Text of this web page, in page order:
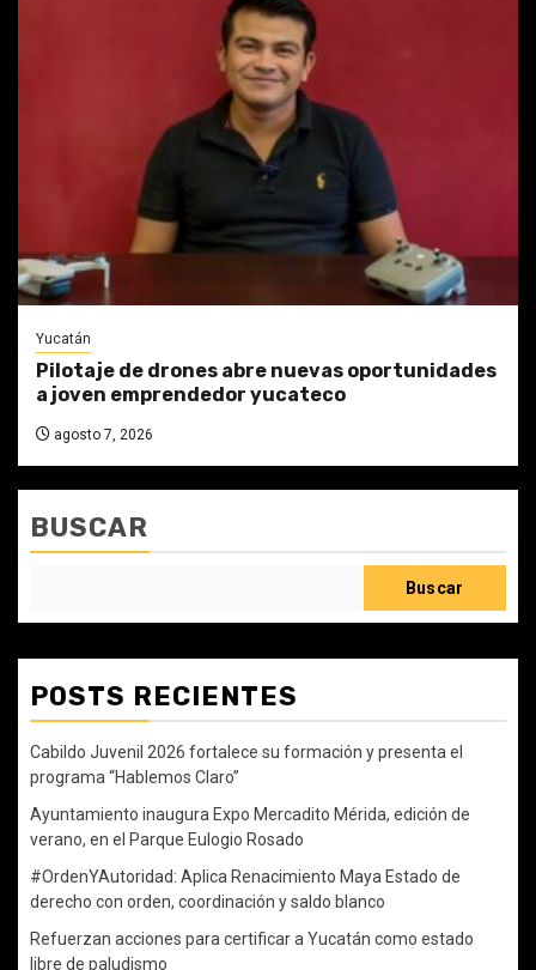
Yucatán
Pilotaje de drones abre nuevas oportunidades
a joven emprendedor yucateco
agosto 7, 2026
BUSCAR
Buscar
POSTS RECIENTES
Cabildo Juvenil 2026 fortalece su formación y presenta el
programa “Hablemos Claro”
Ayuntamiento inaugura Expo Mercadito Mérida, edición de
verano, en el Parque Eulogio Rosado
#OrdenYAutoridad: Aplica Renacimiento Maya Estado de
derecho con orden, coordinación y saldo blanco
Refuerzan acciones para certificar a Yucatán como estado
libre de paludismo